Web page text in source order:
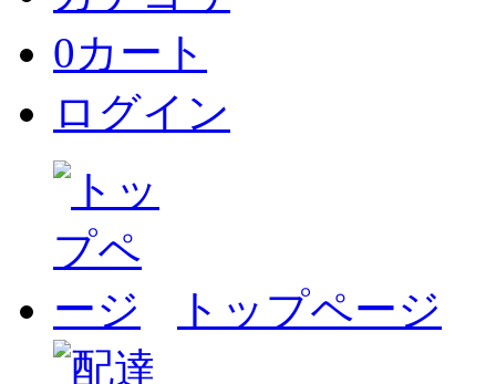
0カート
ログイン
トップページ